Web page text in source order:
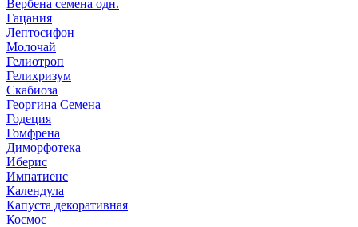
Вербена семена одн.
Гацания
Лептосифон
Молочай
Гелиотроп
Гелихризум
Скабиоза
Георгина Семена
Годеция
Гомфрена
Диморфотека
Иберис
Импатиенс
Календула
Капуста декоративная
Космос